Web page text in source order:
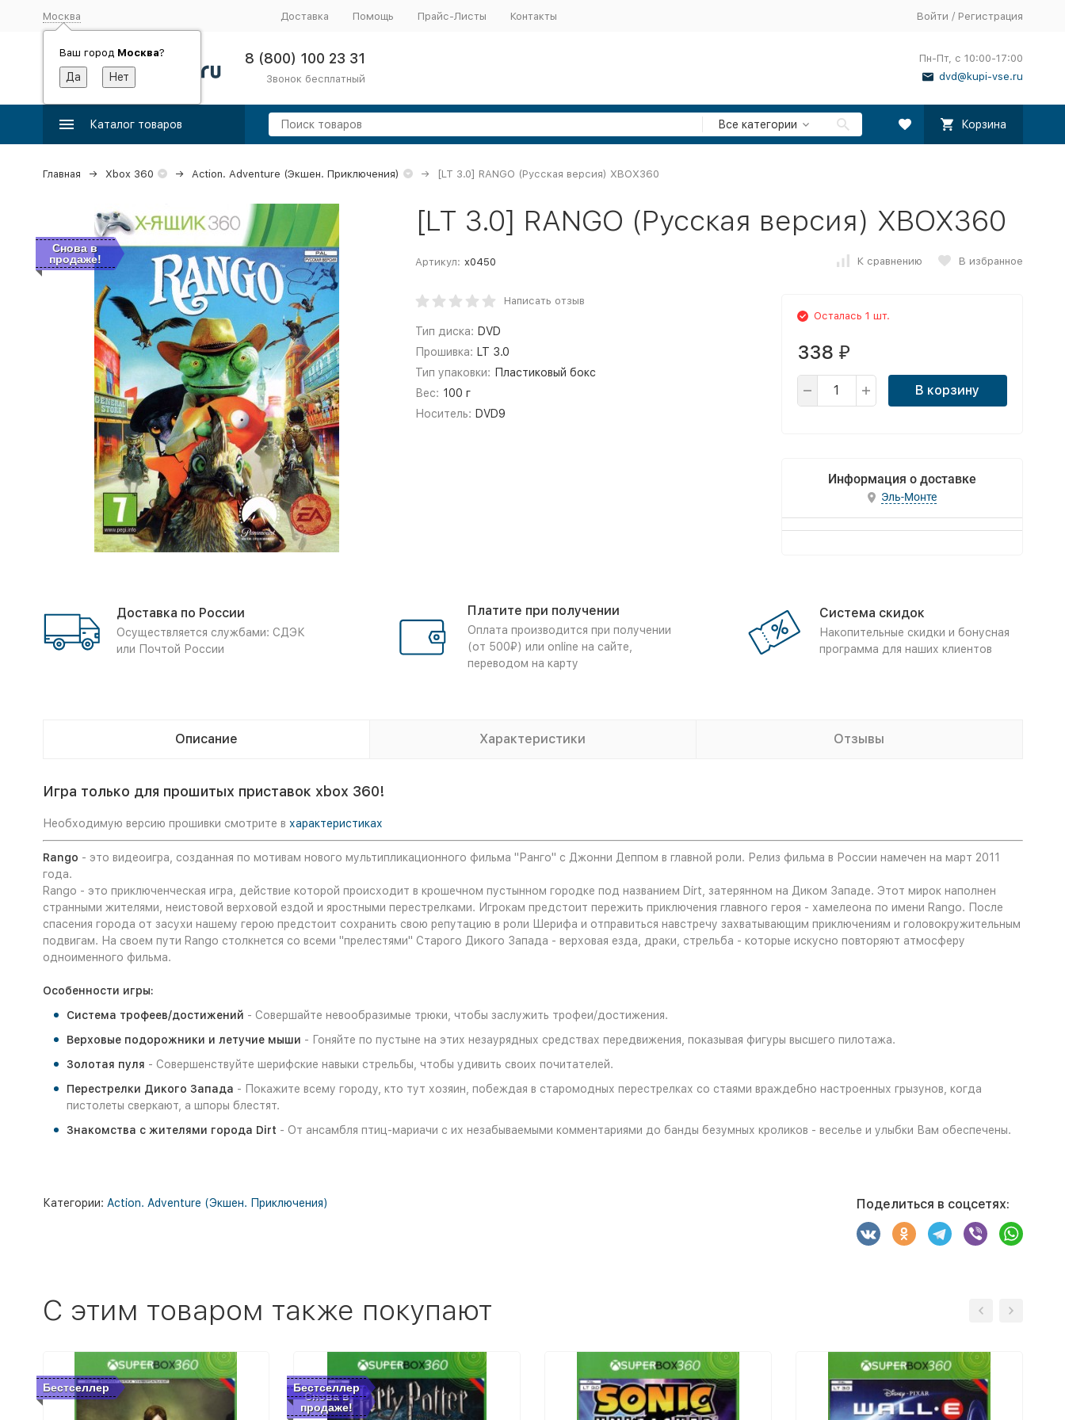
Москва
Ваш город Москва?
Доставка Помощь Прайс-Листы Контакты Войти / Регистрация
8 (800) 100 23 31
Звонок бесплатный
Пн-Пт, с 10:00-17:00
dvd@kupi-vse.ru
Каталог товаров Все категории Корзина
Главная Xbox 360 Action. Adventure (Экшен. Приключения) [LT 3.0] RANGO (Русская версия) XBOX360
Снова в
продаже!
[LT 3.0] RANGO (Русская версия) XBOX360
Артикул: x0450 К сравнению В избранное
Написать отзыв
Тип диска: DVD
Прошивка: LT 3.0
Тип упаковки: Пластиковый бокс
Вес: 100 г
Носитель: DVD9
Осталась 1 шт.
338 ₽
В корзину
Информация о доставке
Эль-Монте
Доставка по России
Осуществляется службами: СДЭК
или Почтой России
Платите при получении
Оплата производится при получении
(от 500₽) или online на сайте,
переводом на карту
Система скидок
Накопительные скидки и бонусная
программа для наших клиентов
Описание Характеристики Отзывы
Игра только для прошитых приставок xbox 360!
Необходимую версию прошивки смотрите в характеристиках
Rango - это видеоигра, созданная по мотивам нового мультипликационного фильма "Ранго" с Джонни Деппом в главной роли. Релиз фильма в России намечен на март 2011
года.
Rango - это приключенческая игра, действие которой происходит в крошечном пустынном городке под названием Dirt, затерянном на Диком Западе. Этот мирок наполнен
странными жителями, неистовой верховой ездой и яростными перестрелками. Игрокам предстоит пережить приключения главного героя - хамелеона по имени Rango. После
спасения города от засухи нашему герою предстоит сохранить свою репутацию в роли Шерифа и отправиться навстречу захватывающим приключениям и головокружительным
подвигам. На своем пути Rango столкнется со всеми "прелестями" Старого Дикого Запада - верховая езда, драки, стрельба - которые искусно повторяют атмосферу
одноименного фильма.
Особенности игры:
Система трофеев/достижений - Совершайте невообразимые трюки, чтобы заслужить трофеи/достижения.
Верховые подорожники и летучие мыши - Гоняйте по пустыне на этих незаурядных средствах передвижения, показывая фигуры высшего пилотажа.
Золотая пуля - Совершенствуйте шерифские навыки стрельбы, чтобы удивить своих почитателей.
Перестрелки Дикого Запада - Покажите всему городу, кто тут хозяин, побеждая в старомодных перестрелках со стаями враждебно настроенных грызунов, когда
пистолеты сверкают, а шпоры блестят.
Знакомства с жителями города Dirt - От ансамбля птиц-мариачи с их незабываемыми комментариями до банды безумных кроликов - веселье и улыбки Вам обеспечены.
Категории: Action. Adventure (Экшен. Приключения) Поделиться в соцсетях:
C этим товаром также покупают
Бестселлер
Снова в
продаже!
Бестселлер